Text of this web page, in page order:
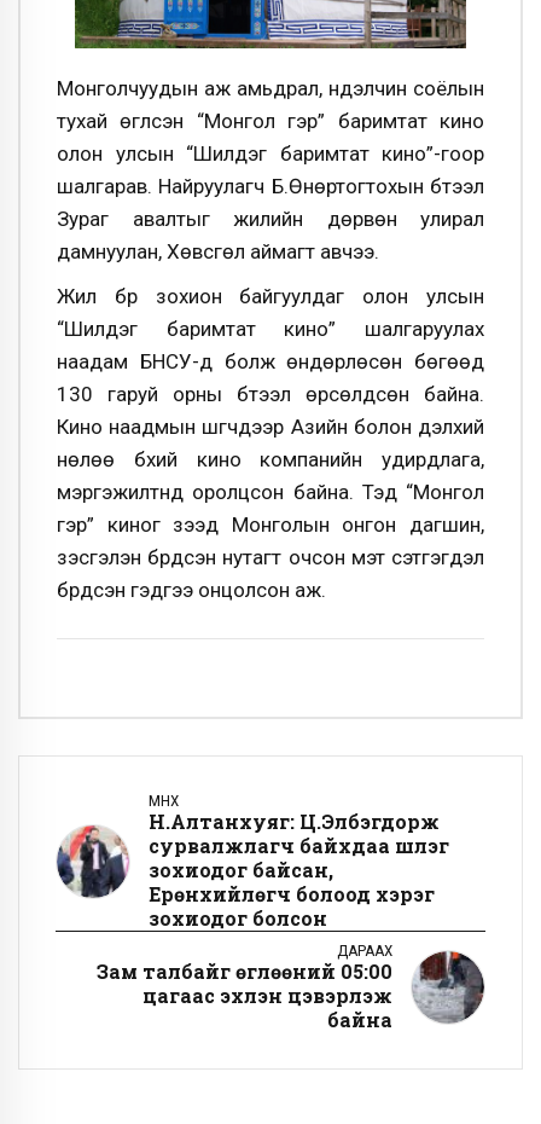
Монголчуудын аж амьдрал, нүүдэлчин соёлын
тухай өгүүлсэн “Монгол гэр” баримтат кино
олон улсын “Шилдэг баримтат кино”-гоор
шалгарав. Найруулагч Б.Өнөртогтохын бүтээл
Зураг авалтыг жилийн дөрвөн улирал
дамнуулан, Хөвсгөл аймагт авчээ.
Жил бүр зохион байгуулдаг олон улсын
“Шилдэг баримтат кино” шалгаруулах
наадам БНСУ-д болж өндөрлөсөн бөгөөд
130 гаруй орны бүтээл өрсөлдсөн байна.
Кино наадмын шүүгчдээр Азийн болон дэлхий
нөлөө бүхий кино компанийн удирдлага,
мэргэжилтнүүд оролцсон байна. Тэд “Монгол
гэр” киног үзээд Монголын онгон дагшин,
үзэсгэлэн бүрдсэн нутагт очсон мэт сэтгэгдэл
бүрдсэн гэдгээ онцолсон аж.
ӨМНӨХ
Н.Алтанхуяг: Ц.Элбэгдорж
сурвалжлагч байхдаа шүлэг
зохиодог байсан,
Ерөнхийлөгч болоод хэрэг
зохиодог болсон
ДАРААХ
Зам талбайг өглөөний 05:00
цагаас эхлэн цэвэрлэж
байна